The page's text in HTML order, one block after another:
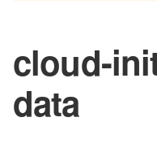
cloud-
data